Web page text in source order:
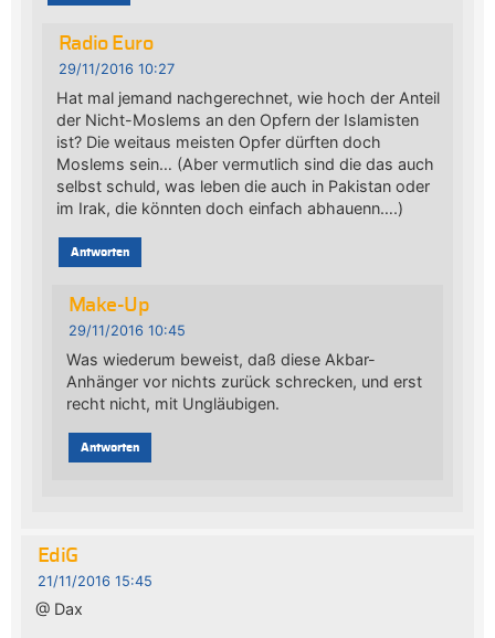
Radio Euro
29/11/2016 10:27
Hat mal jemand nachgerechnet, wie hoch der Anteil
der Nicht-Moslems an den Opfern der Islamisten
ist? Die weitaus meisten Opfer dürften doch
Moslems sein… (Aber vermutlich sind die das auch
selbst schuld, was leben die auch in Pakistan oder
im Irak, die könnten doch einfach abhauenn….)
Antworten
Make-Up
29/11/2016 10:45
Was wiederum beweist, daß diese Akbar-
Anhänger vor nichts zurück schrecken, und erst
recht nicht, mit Ungläubigen.
Antworten
EdiG
21/11/2016 15:45
@ Dax